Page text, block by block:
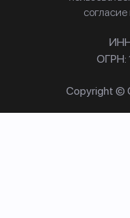
ОГРН:
Copyright ©